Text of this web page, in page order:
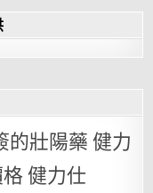
的壯陽藥健力
健力仕